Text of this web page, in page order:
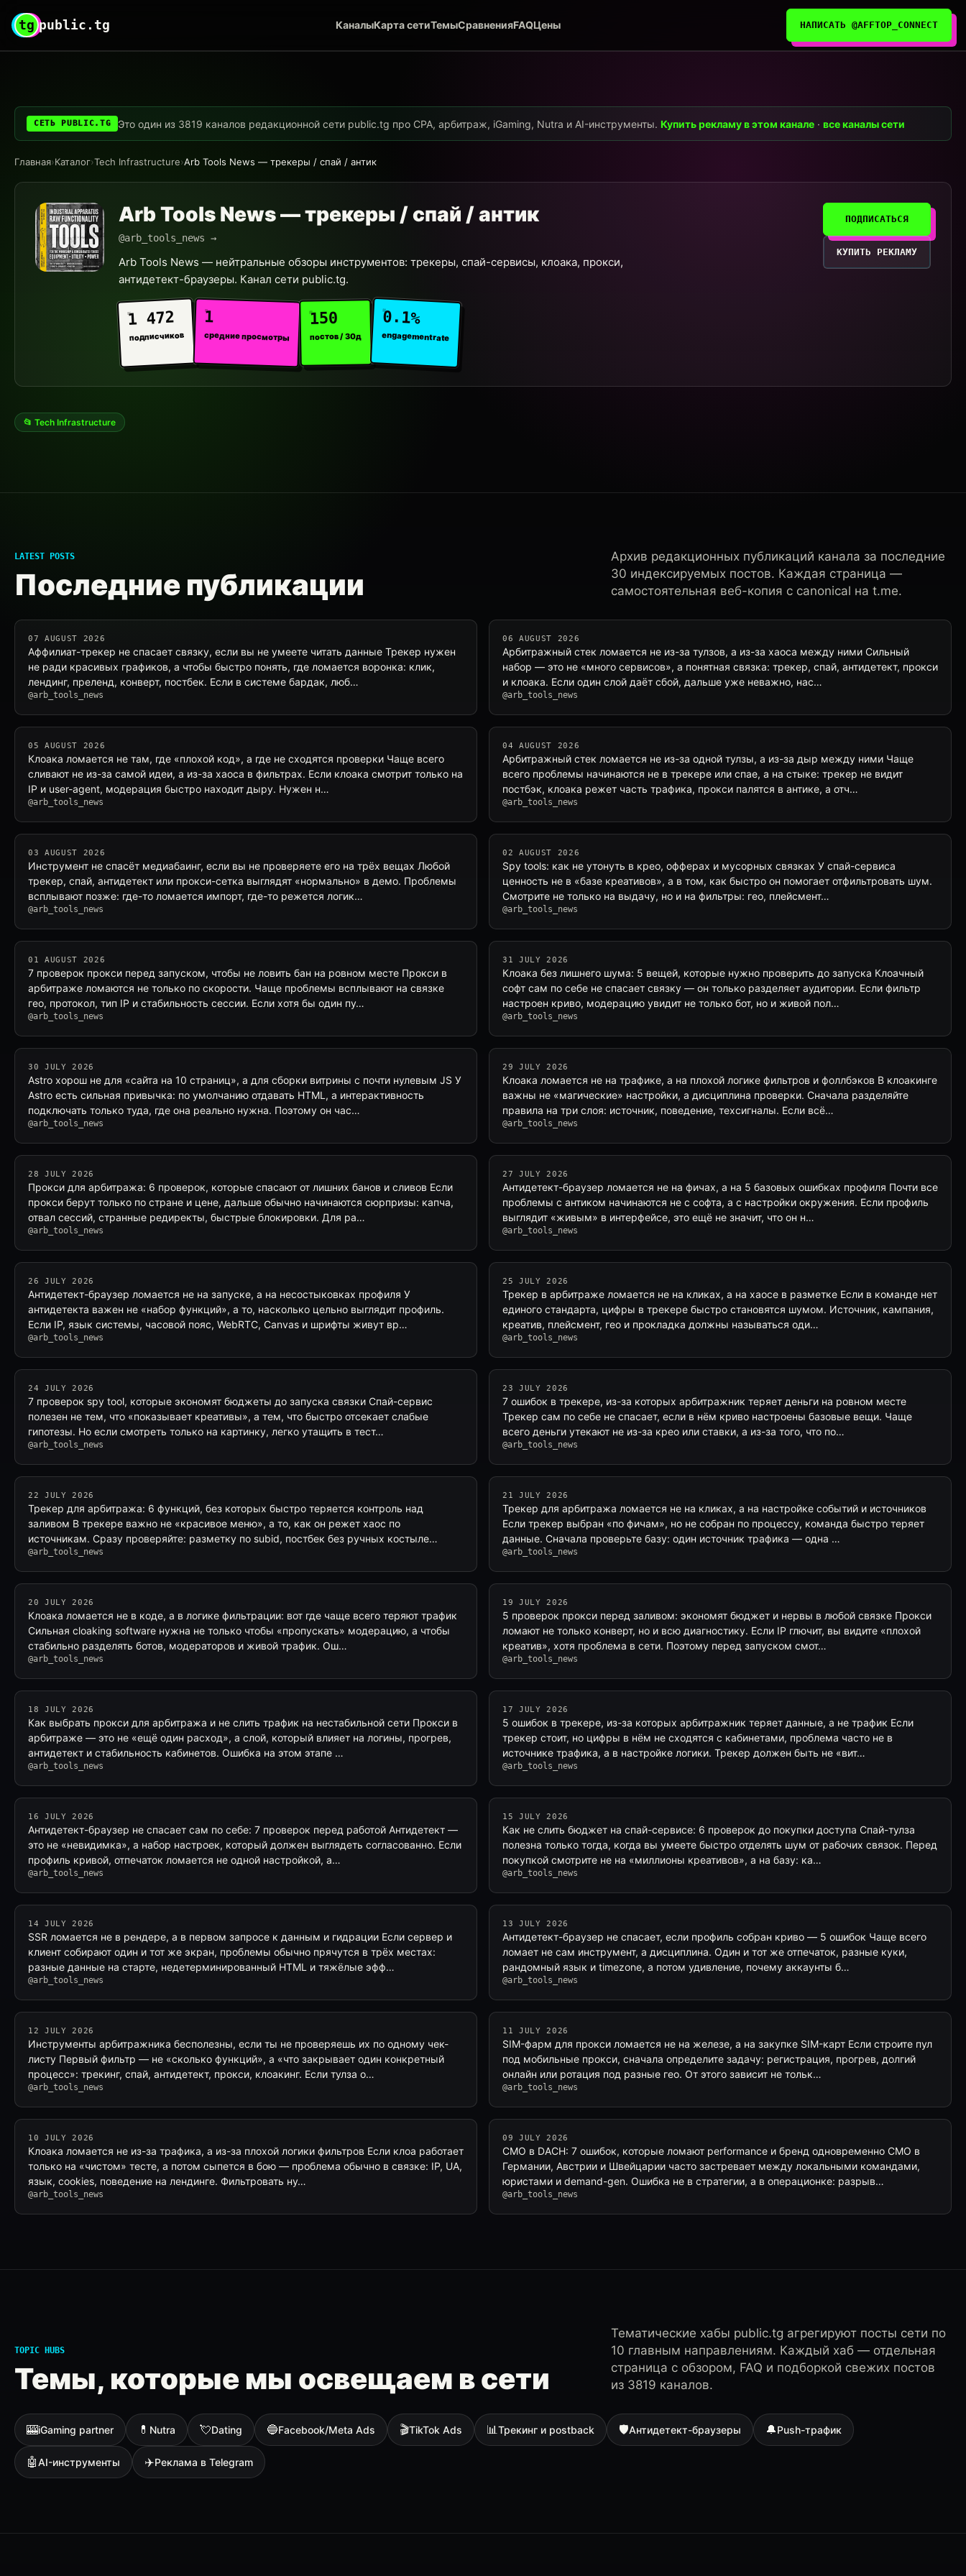
tg public.tg КаналыКарта сетиТемыСравненияFAQЦены НАПИСАТЬ @AFFTOP_CONNECT
СЕТЬ PUBLIC.TG Это один из 3819 каналов редакционной сети public.tg про CPA, арбитраж, iGaming, Nutra и AI-инструменты.Купить рекламу в этом канале ·все каналы сети
Главная›Каталог›Tech Infrastructure›Arb Tools News — трекеры / спай / антик
Arb Tools News — трекеры / спай / антик
@arb_tools_news →
Arb Tools News — нейтральные обзоры инструментов: трекеры, спай-сервисы, клоака, прокси,
антидетект-браузеры. Канал сети public.tg.
1 472
подписчиков
1
средние просмотры
150
постов / 30д
0.1%
engagement rate
ПОДПИСАТЬСЯ
КУПИТЬ РЕКЛАМУ
📂 Tech Infrastructure
LATEST POSTS
Последние публикации
Архив редакционных публикаций канала за последние
30 индексируемых постов. Каждая страница —
самостоятельная веб-копия с canonical на t.me.
07 AUGUST 2026
Аффилиат-трекер не спасает связку, если вы не умеете читать данные Трекер нужен
не ради красивых графиков, а чтобы быстро понять, где ломается воронка: клик,
лендинг, преленд, конверт, постбек. Если в системе бардак, люб…
@arb_tools_news
06 AUGUST 2026
Арбитражный стек ломается не из-за тулзов, а из-за хаоса между ними Сильный
набор — это не «много сервисов», а понятная связка: трекер, спай, антидетект, прокси
и клоака. Если один слой даёт сбой, дальше уже неважно, нас…
@arb_tools_news
05 AUGUST 2026
Клоака ломается не там, где «плохой код», а где не сходятся проверки Чаще всего
сливают не из-за самой идеи, а из-за хаоса в фильтрах. Если клоака смотрит только на
IP и user-agent, модерация быстро находит дыру. Нужен н…
@arb_tools_news
04 AUGUST 2026
Арбитражный стек ломается не из-за одной тулзы, а из-за дыр между ними Чаще
всего проблемы начинаются не в трекере или спае, а на стыке: трекер не видит
постбэк, клоака режет часть трафика, прокси палятся в антике, а отч…
@arb_tools_news
03 AUGUST 2026
Инструмент не спасёт медиабаинг, если вы не проверяете его на трёх вещах Любой
трекер, спай, антидетект или прокси-сетка выглядят «нормально» в демо. Проблемы
всплывают позже: где-то ломается импорт, где-то режется логик…
@arb_tools_news
02 AUGUST 2026
Spy tools: как не утонуть в крео, офферах и мусорных связках У спай-сервиса
ценность не в «базе креативов», а в том, как быстро он помогает отфильтровать шум.
Смотрите не только на выдачу, но и на фильтры: гео, плейсмент…
@arb_tools_news
01 AUGUST 2026
7 проверок прокси перед запуском, чтобы не ловить бан на ровном месте Прокси в
арбитраже ломаются не только по скорости. Чаще проблемы всплывают на связке
гео, протокол, тип IP и стабильность сессии. Если хотя бы один пу…
@arb_tools_news
31 JULY 2026
Клоака без лишнего шума: 5 вещей, которые нужно проверить до запуска Клоачный
софт сам по себе не спасает связку — он только разделяет аудитории. Если фильтр
настроен криво, модерацию увидит не только бот, но и живой пол…
@arb_tools_news
30 JULY 2026
Astro хорош не для «сайта на 10 страниц», а для сборки витрины с почти нулевым JS У
Astro есть сильная привычка: по умолчанию отдавать HTML, а интерактивность
подключать только туда, где она реально нужна. Поэтому он час…
@arb_tools_news
29 JULY 2026
Клоака ломается не на трафике, а на плохой логике фильтров и фоллбэков В клоакинге
важны не «магические» настройки, а дисциплина проверки. Сначала разделяйте
правила на три слоя: источник, поведение, техсигналы. Если всё…
@arb_tools_news
28 JULY 2026
Прокси для арбитража: 6 проверок, которые спасают от лишних банов и сливов Если
прокси берут только по стране и цене, дальше обычно начинаются сюрпризы: капча,
отвал сессий, странные редиректы, быстрые блокировки. Для ра…
@arb_tools_news
27 JULY 2026
Антидетект-браузер ломается не на фичах, а на 5 базовых ошибках профиля Почти все
проблемы с антиком начинаются не с софта, а с настройки окружения. Если профиль
выглядит «живым» в интерфейсе, это ещё не значит, что он н…
@arb_tools_news
26 JULY 2026
Антидетект-браузер ломается не на запуске, а на несостыковках профиля У
антидетекта важен не «набор функций», а то, насколько цельно выглядит профиль.
Если IP, язык системы, часовой пояс, WebRTC, Canvas и шрифты живут вр…
@arb_tools_news
25 JULY 2026
Трекер в арбитраже ломается не на кликах, а на хаосе в разметке Если в команде нет
единого стандарта, цифры в трекере быстро становятся шумом. Источник, кампания,
креатив, плейсмент, гео и прокладка должны называться оди…
@arb_tools_news
24 JULY 2026
7 проверок spy tool, которые экономят бюджеты до запуска связки Спай-сервис
полезен не тем, что «показывает креативы», а тем, что быстро отсекает слабые
гипотезы. Но если смотреть только на картинку, легко утащить в тест…
@arb_tools_news
23 JULY 2026
7 ошибок в трекере, из-за которых арбитражник теряет деньги на ровном месте
Трекер сам по себе не спасает, если в нём криво настроены базовые вещи. Чаще
всего деньги утекают не из-за крео или ставки, а из-за того, что по…
@arb_tools_news
22 JULY 2026
Трекер для арбитража: 6 функций, без которых быстро теряется контроль над
заливом В трекере важно не «красивое меню», а то, как он режет хаос по
источникам. Сразу проверяйте: разметку по subid, постбек без ручных костыле…
@arb_tools_news
21 JULY 2026
Трекер для арбитража ломается не на кликах, а на настройке событий и источников
Если трекер выбран «по фичам», но не собран по процессу, команда быстро теряет
данные. Сначала проверьте базу: один источник трафика — одна …
@arb_tools_news
20 JULY 2026
Клоака ломается не в коде, а в логике фильтрации: вот где чаще всего теряют трафик
Сильная cloaking software нужна не только чтобы «пропускать» модерацию, а чтобы
стабильно разделять ботов, модераторов и живой трафик. Ош…
@arb_tools_news
19 JULY 2026
5 проверок прокси перед заливом: экономят бюджет и нервы в любой связке Прокси
ломают не только конверт, но и всю диагностику. Если IP глючит, вы видите «плохой
креатив», хотя проблема в сети. Поэтому перед запуском смот…
@arb_tools_news
18 JULY 2026
Как выбрать прокси для арбитража и не слить трафик на нестабильной сети Прокси в
арбитраже — это не «ещё один расход», а слой, который влияет на логины, прогрев,
антидетект и стабильность кабинетов. Ошибка на этом этапе …
@arb_tools_news
17 JULY 2026
5 ошибок в трекере, из-за которых арбитражник теряет данные, а не трафик Если
трекер стоит, но цифры в нём не сходятся с кабинетами, проблема часто не в
источнике трафика, а в настройке логики. Трекер должен быть не «вит…
@arb_tools_news
16 JULY 2026
Антидетект-браузер не спасает сам по себе: 7 проверок перед работой Антидетект —
это не «невидимка», а набор настроек, который должен выглядеть согласованно. Если
профиль кривой, отпечаток ломается не одной настройкой, а…
@arb_tools_news
15 JULY 2026
Как не слить бюджет на спай-сервисе: 6 проверок до покупки доступа Спай-тулза
полезна только тогда, когда вы умеете быстро отделять шум от рабочих связок. Перед
покупкой смотрите не на «миллионы креативов», а на базу: ка…
@arb_tools_news
14 JULY 2026
SSR ломается не в рендере, а в первом запросе к данным и гидрации Если сервер и
клиент собирают один и тот же экран, проблемы обычно прячутся в трёх местах:
разные данные на старте, недетерминированный HTML и тяжёлые эфф…
@arb_tools_news
13 JULY 2026
Антидетект-браузер не спасает, если профиль собран криво — 5 ошибок Чаще всего
ломает не сам инструмент, а дисциплина. Один и тот же отпечаток, разные куки,
рандомный язык и timezone, а потом удивление, почему аккаунты б…
@arb_tools_news
12 JULY 2026
Инструменты арбитражника бесполезны, если ты не проверяешь их по одному чек-
листу Первый фильтр — не «сколько функций», а «что закрывает один конкретный
процесс»: трекинг, спай, антидетект, прокси, клоакинг. Если тулза о…
@arb_tools_news
11 JULY 2026
SIM-фарм для прокси ломается не на железе, а на закупке SIM-карт Если строите пул
под мобильные прокси, сначала определите задачу: регистрация, прогрев, долгий
онлайн или ротация под разные гео. От этого зависит не тольк…
@arb_tools_news
10 JULY 2026
Клоака ломается не из-за трафика, а из-за плохой логики фильтров Если клоа работает
только на «чистом» тесте, а потом сыпется в бою — проблема обычно в связке: IP, UA,
язык, cookies, поведение на лендинге. Фильтровать ну…
@arb_tools_news
09 JULY 2026
CMO в DACH: 7 ошибок, которые ломают performance и бренд одновременно CMO в
Германии, Австрии и Швейцарии часто застревает между локальными командами,
юристами и demand-gen. Ошибка не в стратегии, а в операционке: разрыв…
@arb_tools_news
TOPIC HUBS
Темы, которые мы освещаем в сети
Тематические хабы public.tg агрегируют посты сети по
10 главным направлениям. Каждый хаб — отдельная
страница с обзором, FAQ и подборкой свежих постов
из 3819 каналов.
🎰iGaming partner 💊 Nutra 💘Dating 🔵Facebook/Meta Ads 🎬TikTok Ads 📊Трекинг и postback 🛡Антидетект-браузеры 🔔Push-трафик
🤖AI-инструменты ✈️Реклама в Telegram